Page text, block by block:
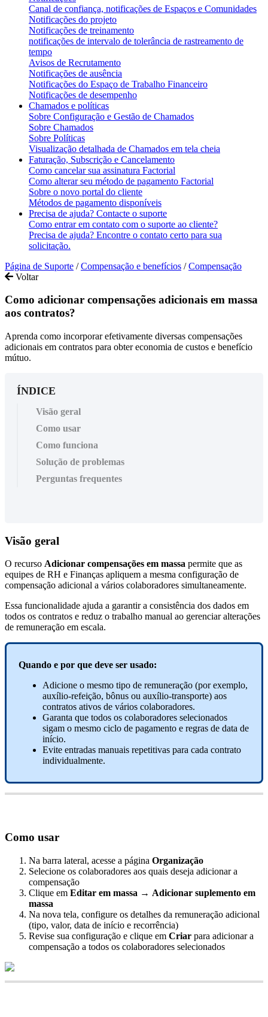
Canal de confiança, notificações de Espaços e Comunidades
Notificações do projeto
Notificações de treinamento
notificações de intervalo de tolerância de rastreamento de
tempo
Avisos de Recrutamento
Notificações de ausência
Notificações do Espaço de Trabalho Financeiro
Notificações de desempenho
Chamados e políticas
Sobre Configuração e Gestão de Chamados
Sobre Chamados
Sobre Políticas
Visualização detalhada de Chamados em tela cheia
Faturação, Subscrição e Cancelamento
Como cancelar sua assinatura Factorial
Como alterar seu método de pagamento Factorial
Sobre o novo portal do cliente
Métodos de pagamento disponíveis
Precisa de ajuda? Contacte o suporte
Como entrar em contato com o suporte ao cliente?
Precisa de ajuda? Encontre o contato certo para sua
solicitação.
Página de Suporte / Compensação e benefícios / Compensação
Voltar
Como adicionar compensações adicionais em massa
aos contratos?
Aprenda como incorporar efetivamente diversas compensações
adicionais em contratos para obter economia de custos e benefício
mútuo.
ÍNDICE
Visão geral
Como usar
Como funciona
Solução de problemas
Perguntas frequentes
Visão geral
O recurso Adicionar compensações em massa permite que as
equipes de RH e Finanças apliquem a mesma configuração de
compensação adicional a vários colaboradores simultaneamente.
Essa funcionalidade ajuda a garantir a consistência dos dados em
todos os contratos e reduz o trabalho manual ao gerenciar alterações
de remuneração em escala.
Quando e por que deve ser usado:
Adicione o mesmo tipo de remuneração (por exemplo,
auxílio-refeição, bônus ou auxílio-transporte) aos
contratos ativos de vários colaboradores.
Garanta que todos os colaboradores selecionados
sigam o mesmo ciclo de pagamento e regras de data de
início.
Evite entradas manuais repetitivas para cada contrato
individualmente.
Como usar
Na barra lateral, acesse a página Organização
Selecione os colaboradores aos quais deseja adicionar a
compensação
Clique em Editar em massa → Adicionar suplemento em
massa
Na nova tela, configure os detalhes da remuneração adicional
(tipo, valor, data de início e recorrência)
Revise sua configuração e clique em Criar para adicionar a
compensação a todos os colaboradores selecionados